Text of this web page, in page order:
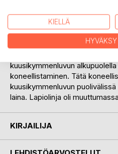
työlaitokselle. Täällä
palkasta suurin osa lähetettiin
huonompi vaihtoehto kuin
kohdalla niistä ajoista paljon
kuusikymmenluvun
koneellistaminen. Tätä
kuusikymmenluvun
laina. Lapiolinja oli
KIRJAILIJA
KIELLÄ